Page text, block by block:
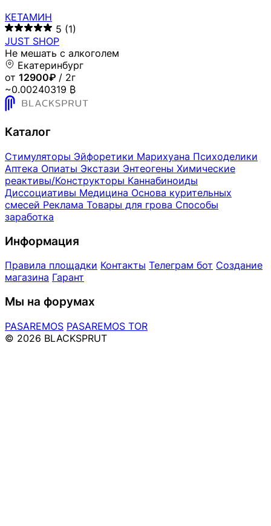
КЕТАМИН
5 (1)
JUST SHOP
Не мешать с алкоголем
Екатеринбург
от 12900₽ / 2г
~0.00240319 ₿
Каталог
Стимуляторы Эйфоретики Марихуана Психоделики
Аптека Опиаты Экстази Энтеогены Химические
реактивы/Конструкторы Каннабиноиды
Диссоциативы Медицина Основа курительных
смесей Реклама Товары для грова Способы
заработка
Информация
Правила площадки Контакты Телеграм бот Создание
магазина Гарант
Мы на форумах
PASAREMOS PASAREMOS TOR
© 2026 BLACKSPRUT